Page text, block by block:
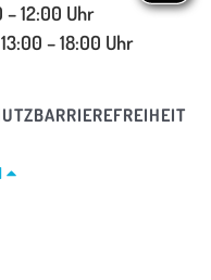
– 12:00 Uhr
– 18:00 Uhr
BARRIEREFREIHEIT